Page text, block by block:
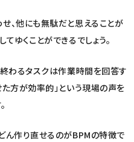
、他にも無駄だと思えることが
ゆくことができるでしょう。
終わるタスクは作業時間を回答す
方が効率的」という現場の声を
ん作り直せるのがBPMの特徴で